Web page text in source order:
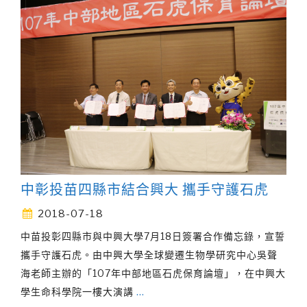
中彰投苗四縣市結合興大 攜手守護石虎
2018-07-18
中苗投彰四縣市與中興大學7月18日簽署合作備忘錄，宣誓
攜手守護石虎。由中興大學全球變遷生物學研究中心吳聲
海老師主辦的「107年中部地區石虎保育論壇」，在中興大
學生命科學院一樓大演講 …